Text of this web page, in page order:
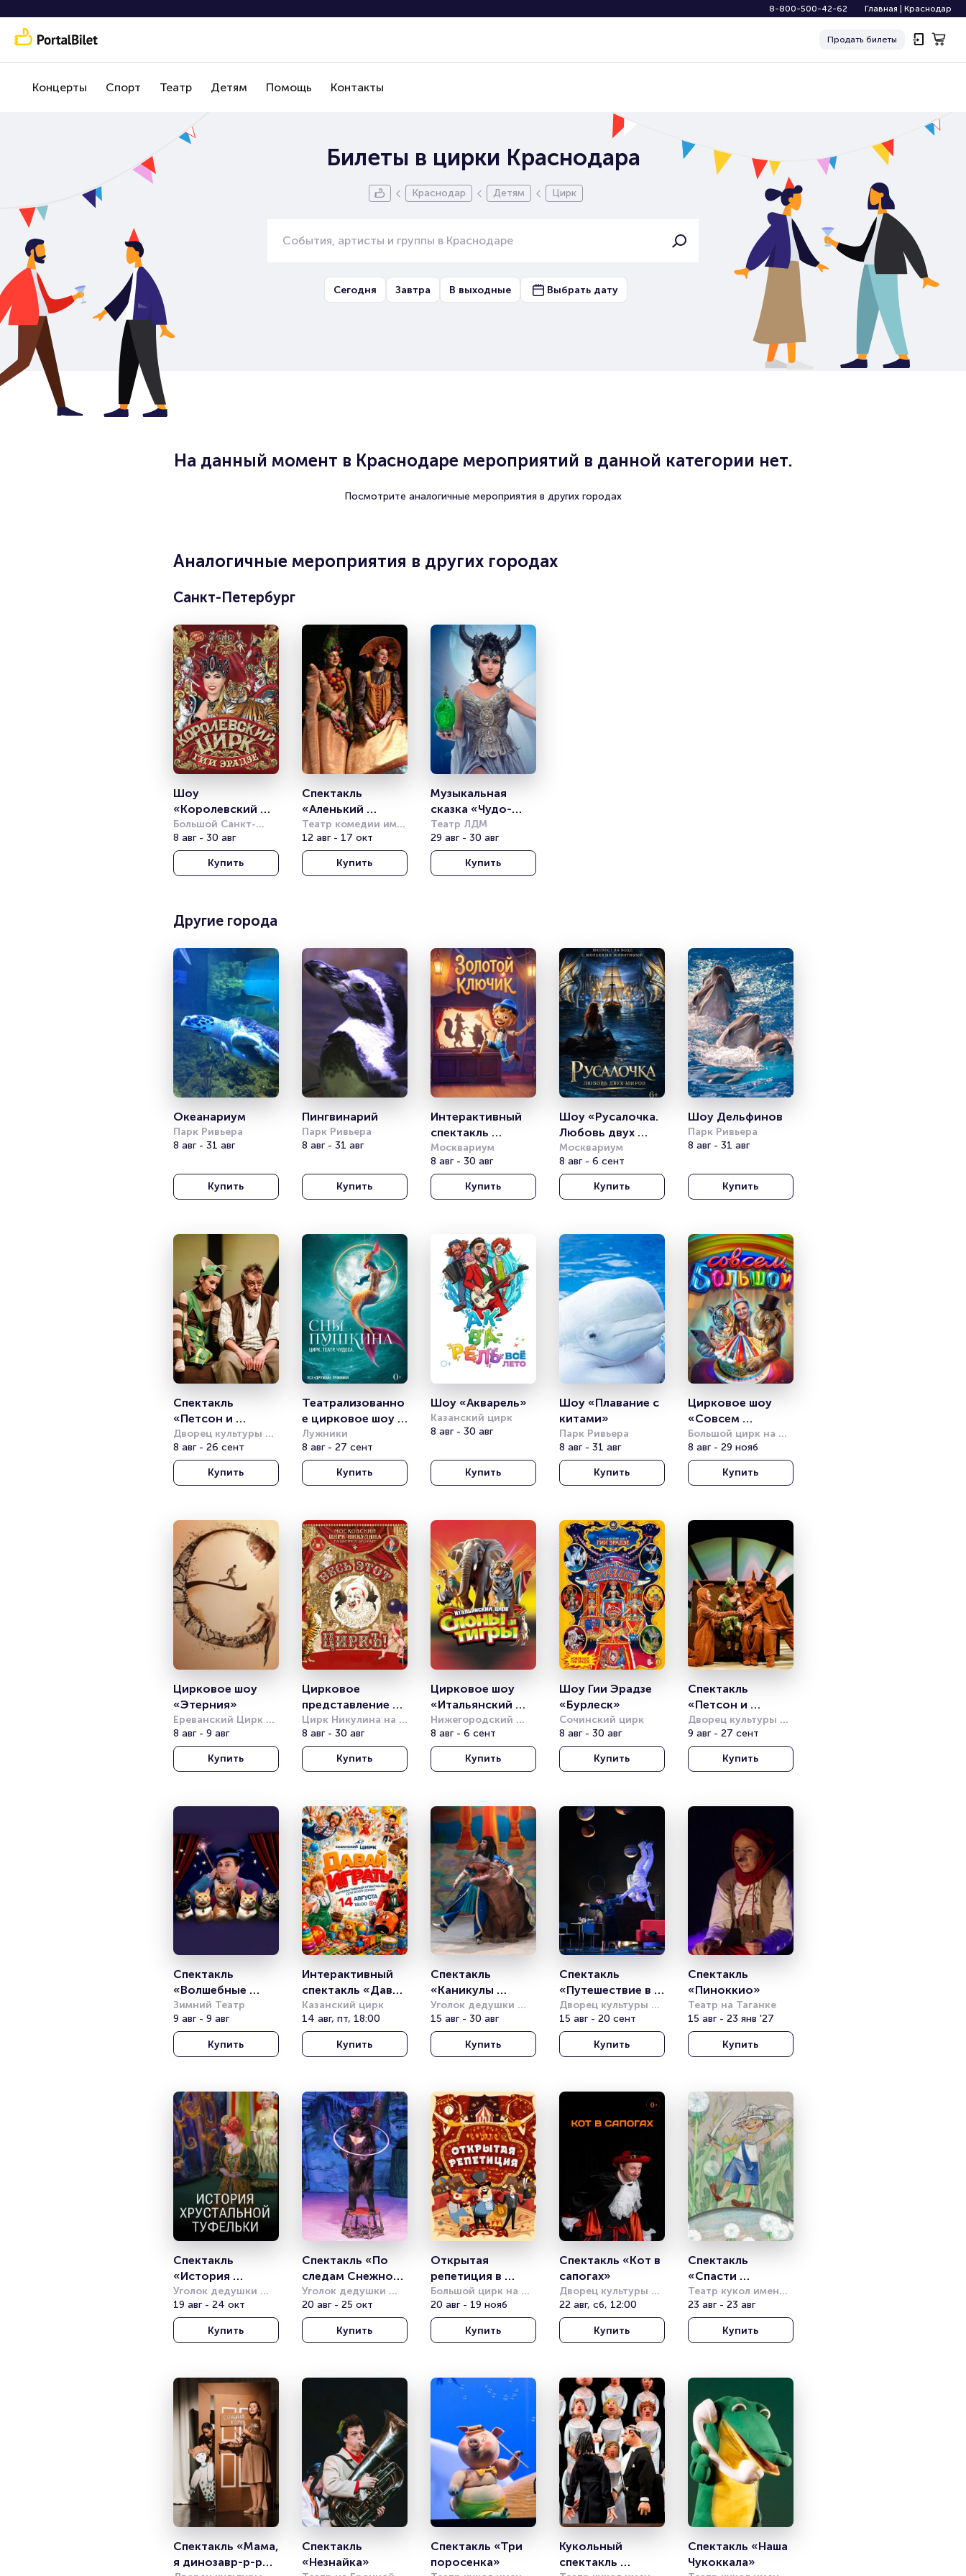
8-800-500-42-62 Главная Краснодар
Продать билеты
Концерты Спорт Театр Детям Помощь Контакты
Билеты в цирки Краснодара
Краснодар Детям Цирк
Сегодня Завтра В выходные Выбрать дату
На данный момент в Краснодаре мероприятий в данной категории нет.
Посмотрите аналогичные мероприятия в других городах
Аналогичные мероприятия в других городах
Санкт-Петербург
Шоу
«Королевский
цирк»
Большой Санкт-
Петербургский
государственный
8 авг - 30 авг
Купить
Спектакль
«Аленький
цветочек»
Театр комедии им.
Акимова
12 авг - 17 окт
Купить
Музыкальная
сказка «Чудо-
Юдо»
Театр ЛДМ
29 авг - 30 авг
Купить
Другие города
Океанариум
Парк Ривьера
8 авг - 31 авг
Купить
Пингвинарий
Парк Ривьера
8 авг - 31 авг
Купить
Интерактивный
спектакль
«Золотой
Ключик»
Москвариум
8 авг - 30 авг
Купить
Шоу «Русалочка.
Любовь двух
миров»
Москвариум
8 авг - 6 сент
Купить
Шоу Дельфинов
Парк Ривьера
8 авг - 31 авг
Купить
Спектакль
«Петсон и
Финдус» (Театр
Комикс)
Дворец культуры
имени Горбунова
8 авг - 26 сент
Купить
Театрализованно
е цирковое шоу
«Сны Пушкина»
Лужники
8 авг - 27 сент
Купить
Шоу «Акварель»
Казанский цирк
8 авг - 30 авг
Купить
Шоу «Плавание с
китами»
Парк Ривьера
8 авг - 31 авг
Купить
Цирковое шоу
«Совсем
большой»
Большой цирк на
проспекте
Вернадского
8 авг - 29 нояб
Купить
Цирковое шоу
«Этерния»
Ереванский Цирк
(Ташир Арена)
8 авг - 9 авг
Купить
Цирковое
представление
«Весь этот
циркъ»
Цирк Никулина на
Цветном бульваре
8 авг - 30 авг
Купить
Цирковое шоу
«Итальянский
цирк: слоны и
тигры»
Нижегородский
цирк
8 авг - 6 сент
Купить
Шоу Гии Эрадзе
«Бурлеск»
Сочинский цирк
8 авг - 30 авг
Купить
Спектакль
«Петсон и
Финдус. А где же
Юсси?» (Театр
Комикс)
Дворец культуры
имени Горбунова
9 авг - 27 сент
Купить
Спектакль
«Волшебные
кошки Куклачева»
Зимний Театр
9 авг - 9 авг
Купить
Интерактивный
спектакль «Давай
играть!»
Казанский цирк
14 авг, пт, 18:00
Купить
Спектакль
«Каникулы
Джинна»
Уголок дедушки
Дурова
15 авг - 30 авг
Купить
Спектакль
«Путешествие в
космос» (Театр
Комикс)
Дворец культуры
имени Горбунова
15 авг - 20 сент
Купить
Спектакль
Театр на Таганке
15 авг - 23 янв '27
Купить
Спектакль
«История
хрустальной
туфельки»
Уголок дедушки
Дурова
19 авг - 24 окт
Купить
Спектакль «По
следам Снежной
Королевы»
Уголок дедушки
Дурова
20 авг - 25 окт
Купить
Открытая
репетиция в
цирке
Большой цирк на
проспекте
Вернадского
20 авг - 19 нояб
Купить
Спектакль «Кот в
сапогах»
Дворец культуры
имени Горбунова
22 авг, сб, 12:00
Купить
Спектакль
«Спасти
Бибигона!»
Театр кукол имени
С.В. Образцова
23 авг - 23 авг
Купить
Спектакль «Мама,
я динозавр-р-р»
Спектакль
Спектакль «Три
поросенка»
Кукольный
спектакль
Спектакль «Наша
Чукоккала»